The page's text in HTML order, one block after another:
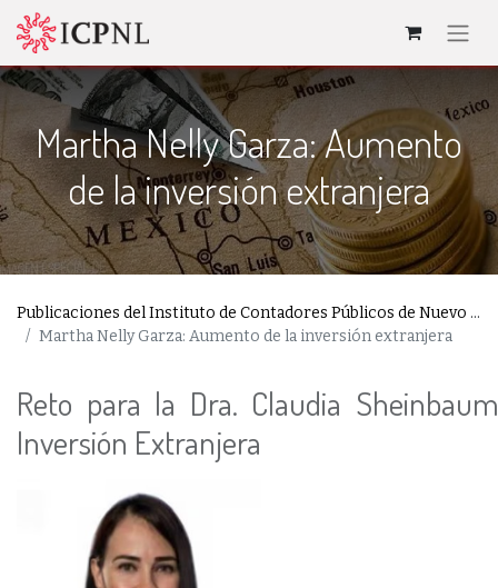
Martha Nelly Garza: Aumento
de la inversión extranjera
Publicaciones del Instituto de Contadores Públicos de Nuevo León
Martha Nelly Garza: Aumento de la inversión extranjera
Reto para la Dra. Claudia
Inversión Extranjera